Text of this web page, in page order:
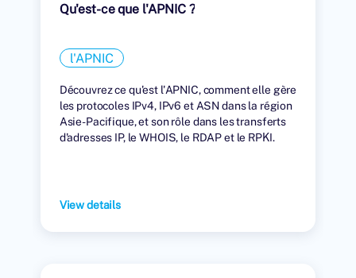
Qu'est-ce que l'APNIC ?
l'APNIC
Découvrez ce qu'est l'APNIC, comment elle gère
les protocoles IPv4, IPv6 et ASN dans la région
Asie-Pacifique, et son rôle dans les transferts
d'adresses IP, le WHOIS, le RDAP et le RPKI.
View details